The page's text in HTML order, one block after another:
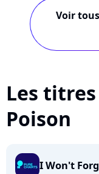
Voir
Les titres
Poison
I Won't